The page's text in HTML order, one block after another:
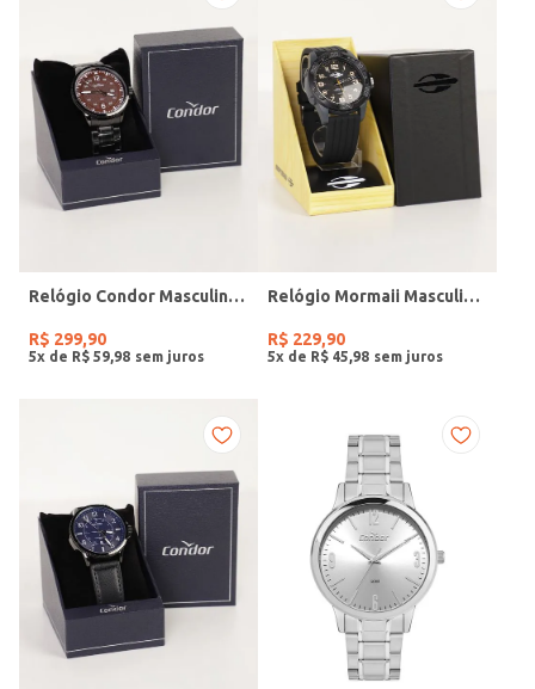
Relógio Condor Masculino PRETO
R$ 299,90
5x de R$ 59 98
Relógio Mormaii Masculino PRETO
R$ 229,90
5x de R$ 45 98